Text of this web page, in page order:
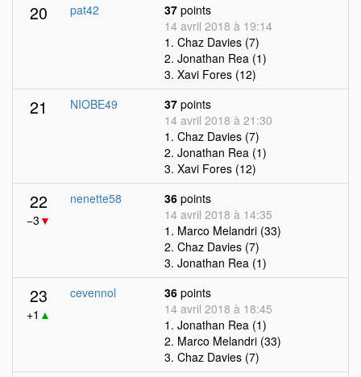
20 pat42 37 points
14 avril 2018 à 19:14
1. Chaz Davies (7)
2. Jonathan Rea (1)
3. Xavi Fores (12)
21 NIOBE49 37 points
14 avril 2018 à 21:30
1. Chaz Davies (7)
2. Jonathan Rea (1)
3. Xavi Fores (12)
22
−3 ▼
nenette58 36 points
14 avril 2018 à 14:35
1. Marco Melandri (33)
2. Chaz Davies (7)
3. Jonathan Rea (1)
23
+1 ▲
cevennol 36 points
14 avril 2018 à 18:45
1. Jonathan Rea (1)
2. Marco Melandri (33)
3. Chaz Davies (7)